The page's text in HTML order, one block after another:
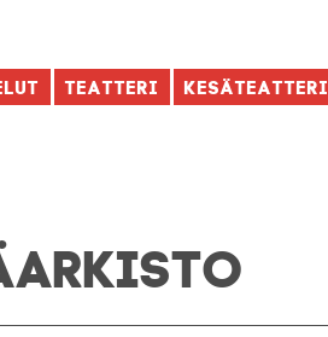
Teatteri Kesäteatteri